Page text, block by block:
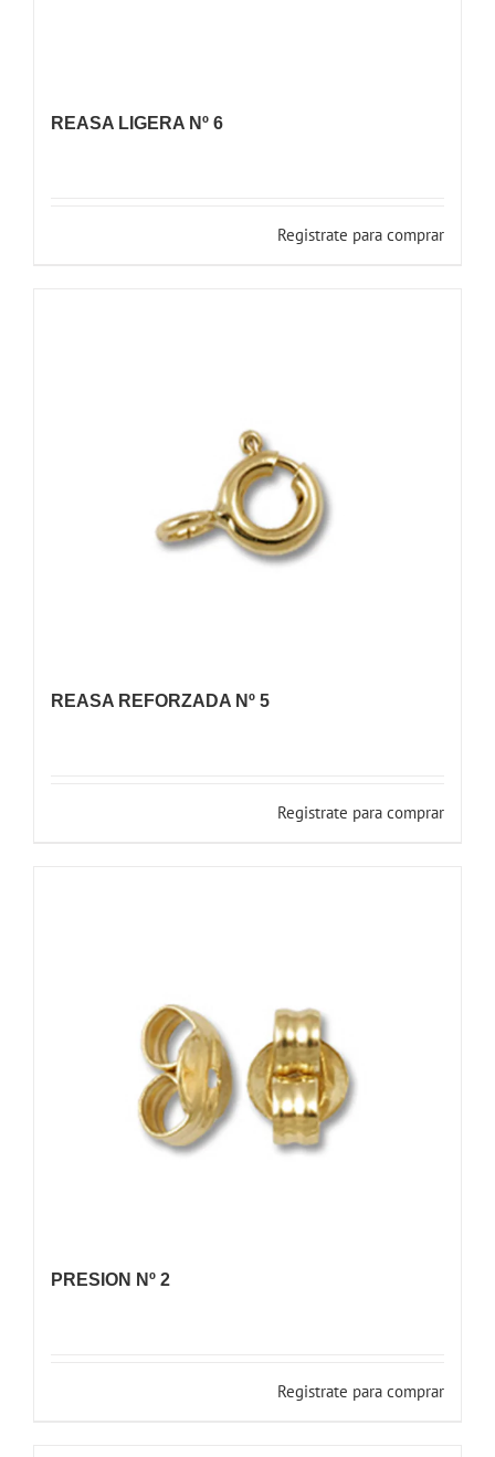
REASA LIGERA Nº 6
Registrate para comprar
REASA REFORZADA Nº 5
Registrate para comprar
PRESION Nº 2
Registrate para comprar